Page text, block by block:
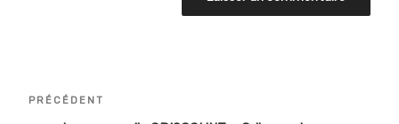
Navigation
Article
PRÉCÉDENT